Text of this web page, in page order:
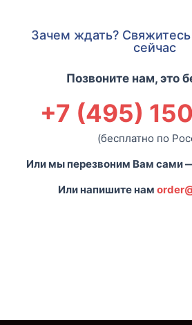
Зачем ждать?
сейчас
Позвоните нам, это
+7 (495)
(бесплатно по
Или мы перезвоним Вам сами
Или напишите нам